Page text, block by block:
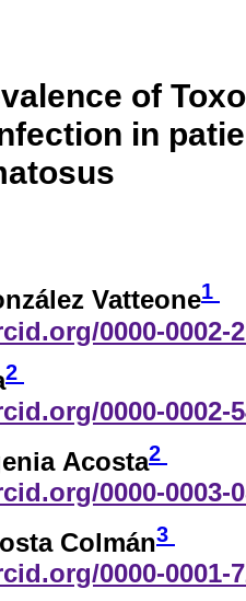
of
in
Vatteone1
0000-0002-
2
0000-0002-
Acosta2
0000-0003-
Colmán3
0000-0001-